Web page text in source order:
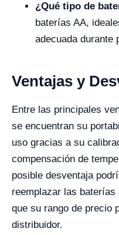
¿Qué tipo de
baterías AA,
adecuada durante
Ventajas y
Entre las principales
se encuentran su
uso gracias a su
compensación de
posible desventaja
reemplazar las baterías
que su rango de precio
distribuidor.